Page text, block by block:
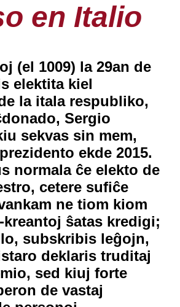
en Italio
(el 1009) la 29an de
elektita kiel
la itala respubliko,
Sergio
sekvas sin mem,
ekde 2015.
normala ĉe elekto de
cetere sufiĉe
ne tiom kiom
ŝatas kredigi;
subskribis leĝojn,
deklaris truditaj
sed kiuj forte
de vastaj